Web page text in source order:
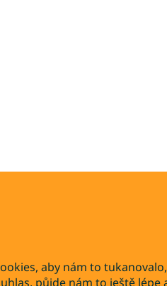
aby nám to
půjde nám to ještě lépe